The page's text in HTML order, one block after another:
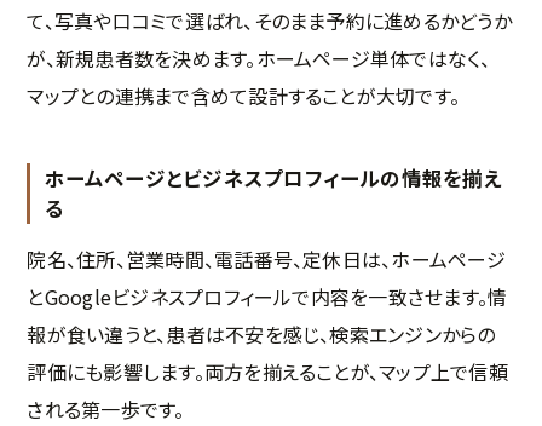
て、写真や口コミで選ばれ、そのまま予約に進めるかどうか
が、新規患者数を決めます。ホームページ単体ではなく、
マップとの連携まで含めて設計することが大切です。
ホームページとビジネスプロフィールの情報を揃え
る
院名、住所、営業時間、電話番号、定休日は、ホームページ
とGoogleビジネスプロフィールで内容を一致させます。情
報が食い違うと、患者は不安を感じ、検索エンジンからの
評価にも影響します。両方を揃えることが、マップ上で信頼
される第一歩です。